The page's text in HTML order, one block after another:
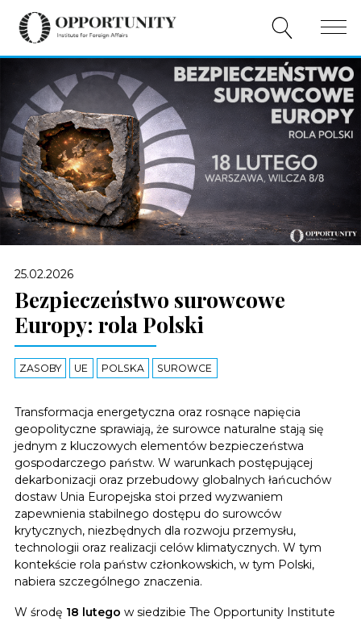
O NAS
PUBLIKACJE
WYDARZENIA
WSPÓŁPRACA
WSPARCIE
PL
25.02.2026
Bezpieczeństwo surowcowe
Europy: rola Polski
ZASOBY UE POLSKA SUROWCE
Transformacja energetyczna oraz rosnące napięcia
geopolityczne sprawiają, że surowce naturalne stają się
jednym z kluczowych elementów bezpieczeństwa
gospodarczego państw. W warunkach postępującej
dekarbonizacji oraz przebudowy globalnych łańcuchów
dostaw Unia Europejska stoi przed wyzwaniem
zapewnienia stabilnego dostępu do surowców
krytycznych, niezbędnych dla rozwoju przemysłu,
technologii oraz realizacji celów klimatycznych. W tym
kontekście rola państw członkowskich, w tym Polski,
nabiera szczególnego znaczenia.
W środę 18 lutego w siedzibie The Opportunity Institute